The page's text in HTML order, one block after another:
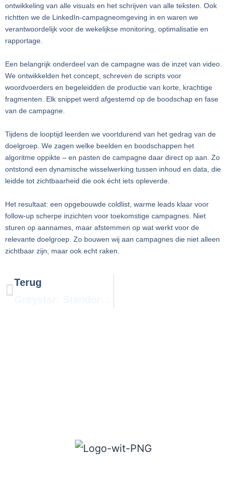
ontwikkeling van alle visuals en het schrijven van alle teksten. Ook
richtten we de LinkedIn-campagneomgeving in en waren we
verantwoordelijk voor de wekelijkse monitoring, optimalisatie en
rapportage.
Een belangrijk onderdeel van de campagne was de inzet van video.
We ontwikkelden het concept, schreven de scripts voor
woordvoerders en begeleidden de productie van korte, krachtige
fragmenten. Elk snippet werd afgestemd op de boodschap en fase
van de campagne.
Tijdens de looptijd leerden we voortdurend van het gedrag van de
doelgroep. We zagen welke beelden en boodschappen het
algoritme oppikte – en pasten de campagne daar direct op aan. Zo
ontstond een dynamische wisselwerking tussen inhoud en data, die
leidde tot zichtbaarheid die ook écht iets opleverde.
Het resultaat: een opgebouwde coldlist, warme leads klaar voor
follow-up scherpe inzichten voor toekomstige campagnes. Niet
sturen op aannames, maar afstemmen op wat werkt voor de
relevante doelgroep. Zo bouwen wij aan campagnes die niet alleen
zichtbaar zijn, maar ook echt raken.
Terug